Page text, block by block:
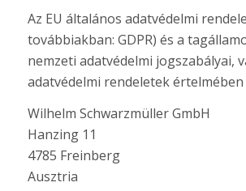
Az EU általános adatvédelmi
továbbiakban: GDPR) és a
nemzeti adatvédelmi jogszabályai,
adatvédelmi rendeletek értelmében
Wilhelm Schwarzmüller GmbH
Hanzing 11
4785 Freinberg
Ausztria